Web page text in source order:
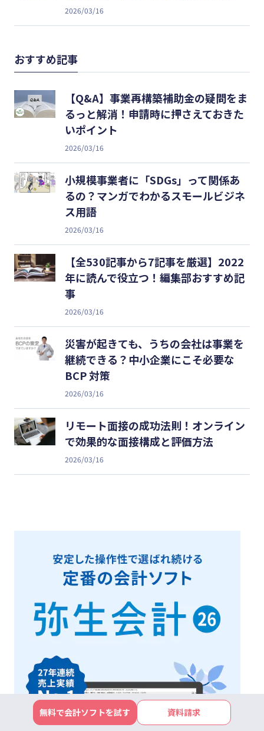
2026/03/16
おすすめ記事
【Q&A】事業再構築補助金の疑問をま
るっと解消！申請時に押さえておきた
いポイント
2026/03/16
小規模事業者に「SDGs」って関係あ
るの？マンガでわかるスモールビジネ
ス用語
2026/03/16
【全530記事から7記事を厳選】2022
年に読んで役立つ！編集部おすすめ記
事
2026/03/16
災害が起きても、うちの会社は事業を
継続できる？中小企業にこそ必要な
BCP 対策
2026/03/16
リモート面接の成功法則！オンライン
で効果的な面接構成と評価方法
2026/03/16
無料で会計ソフトを試す 資料請求